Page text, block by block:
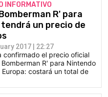
INFORMATIVO
R' para
un precio de
2017 | 22:27
confirmado el precio oficial
R' para Nintendo
Europa: costará un total de